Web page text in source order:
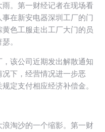
。第一财经记者在现场看
在新安电器深圳工厂的门
色工服走出工厂大门的员
。
该公司近期发出解散通知
下，经营情况进一步恶
定支付相应经济补偿金。
淘沙的一个缩影。第一财